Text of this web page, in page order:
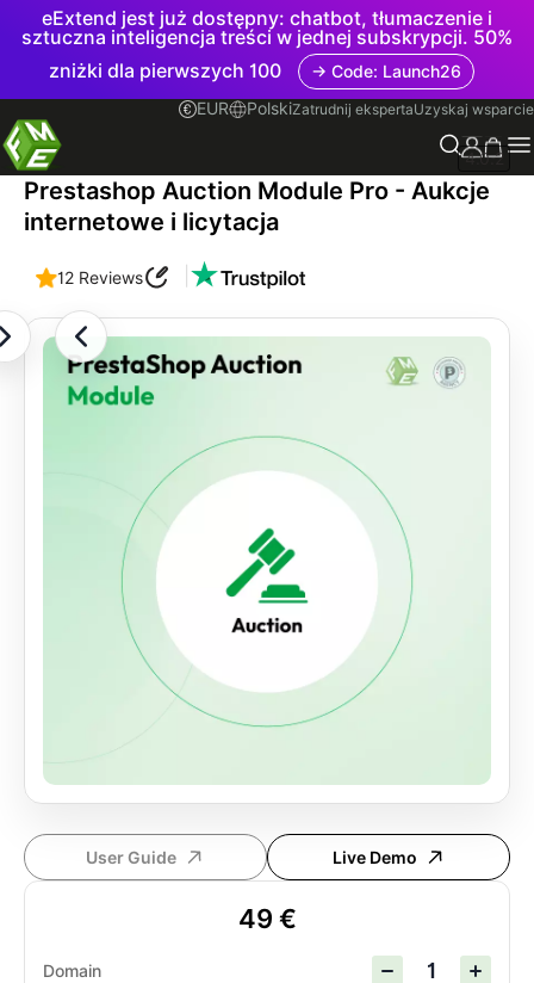
eExtend jest już dostępny: chatbot, tłumaczenie i
sztuczna inteligencja treści w jednej subskrypcji. 50%
zniżki dla pierwszych 100
→ Code: Launch26
EUR
PolskiZatrudnij ekspertaUzyskaj wsparcie
User Guide Live Demo
4.0.2
Prestashop Auction Module Pro - Aukcje
internetowe i licytacja
12 Reviews
49 €
Domain